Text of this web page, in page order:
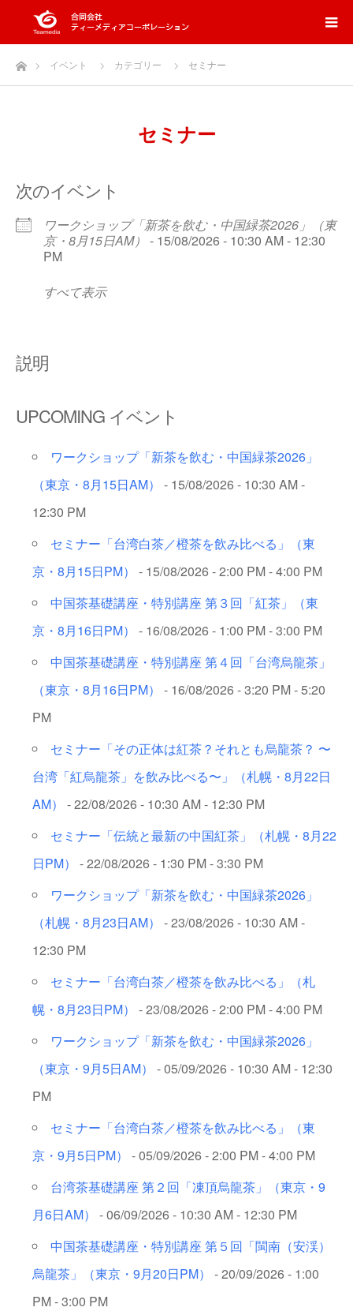
ホームイベント カテゴリー セミナー
セミナー
次のイベント
ワークショップ「新茶を飲む・中国緑茶2026」（東
京・8月15日AM） - 15/08/2026 - 10:30 AM - 12:30
PM
すべて表示
説明
UPCOMING イベント
ワークショップ「新茶を飲む・中国緑茶2026」
（東京・8月15日AM）
- 15/08/2026 - 10:30 AM -
12:30 PM
セミナー「台湾白茶／橙茶を飲み比べる」（東
京・8月15日PM）
- 15/08/2026 - 2:00 PM - 4:00 PM
中国茶基礎講座・特別講座 第３回「紅茶」（東
京・8月16日PM）
- 16/08/2026 - 1:00 PM - 3:00 PM
中国茶基礎講座・特別講座 第４回「台湾烏龍茶」
（東京・8月16日PM）
- 16/08/2026 - 3:20 PM - 5:20
PM
セミナー「その正体は紅茶？それとも烏龍茶？ 〜
台湾「紅烏龍茶」を飲み比べる〜」（札幌・8月22日
AM）
- 22/08/2026 - 10:30 AM - 12:30 PM
セミナー「伝統と最新の中国紅茶」（札幌・8月22
日PM）
- 22/08/2026 - 1:30 PM - 3:30 PM
ワークショップ「新茶を飲む・中国緑茶2026」
（札幌・8月23日AM）
- 23/08/2026 - 10:30 AM -
12:30 PM
セミナー「台湾白茶／橙茶を飲み比べる」（札
幌・8月23日PM）
- 23/08/2026 - 2:00 PM - 4:00 PM
ワークショップ「新茶を飲む・中国緑茶2026」
（東京・9月5日AM）
- 05/09/2026 - 10:30 AM - 12:30
PM
セミナー「台湾白茶／橙茶を飲み比べる」（東
京・9月5日PM）
- 05/09/2026 - 2:00 PM - 4:00 PM
台湾茶基礎講座 第２回「凍頂烏龍茶」（東京・9
月6日AM）
- 06/09/2026 - 10:30 AM - 12:30 PM
中国茶基礎講座・特別講座 第５回「閩南（安渓）
烏龍茶」（東京・9月20日PM）
- 20/09/2026 - 1:00
PM - 3:00 PM